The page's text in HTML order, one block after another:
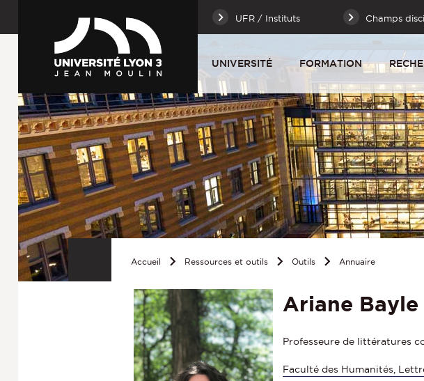
UFR / Instituts Champs
UNIVERSITÉ FORMATION
Accueil Ressources et outils Outils Annuaire
Ariane Bayle
Professeure de littératures
Faculté des Humanités,